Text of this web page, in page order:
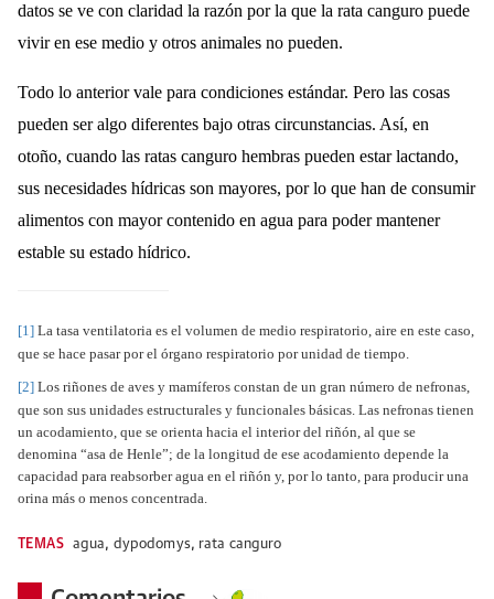
datos se ve con claridad la razón por la que la rata canguro puede
vivir en ese medio y otros animales no pueden.
Todo lo anterior vale para condiciones estándar. Pero las cosas
pueden ser algo diferentes bajo otras circunstancias. Así, en
otoño, cuando las ratas canguro hembras pueden estar lactando,
sus necesidades hídricas son mayores, por lo que han de consumir
alimentos con mayor contenido en agua para poder mantener
estable su estado hídrico.
[1] La tasa ventilatoria es el volumen de medio respiratorio, aire en este caso,
que se hace pasar por el órgano respiratorio por unidad de tiempo.
[2] Los riñones de aves y mamíferos constan de un gran número de nefronas,
que son sus unidades estructurales y funcionales básicas. Las nefronas tienen
un acodamiento, que se orienta hacia el interior del riñón, al que se
denomina “asa de Henle”; de la longitud de ese acodamiento depende la
capacidad para reabsorber agua en el riñón y, por lo tanto, para producir una
orina más o menos concentrada.
TEMAS agua, dypodomys, rata canguro